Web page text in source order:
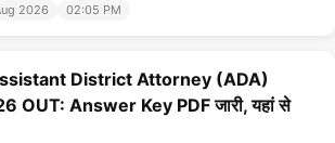
2026 02:05 PM
District Attorney (ADA)
OUT: Answer Key PDF जारी, यहां से